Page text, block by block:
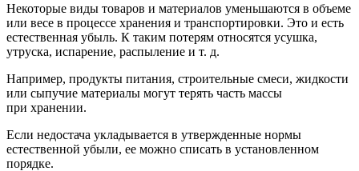
Некоторые виды товаров и материалов уменьшаются в объеме
или весе в процессе хранения и транспортировки. Это и есть
естественная убыль. К таким потерям относятся усушка,
утруска, испарение, распыление и т. д.
Например, продукты питания, строительные смеси, жидкости
или сыпучие материалы могут терять часть массы
при хранении.
Если недостача укладывается в утвержденные нормы
естественной убыли, ее можно списать в установленном
порядке.